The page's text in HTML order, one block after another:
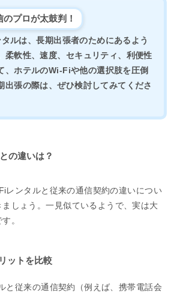
のプロが太鼓判！
ルは、長期出張者のためにあるよう
柔軟性、速度、セキュリティ、利便性
、ホテルのWi-Fiや他の選択肢を圧倒
出張の際は、ぜひ検討してみてくださ
の違いは？
レンタルと従来の通信契約の違いについ
しょう。一見似ているようで、実は大
。
ットを比較
と従来の通信契約（例えば、携帯電話会